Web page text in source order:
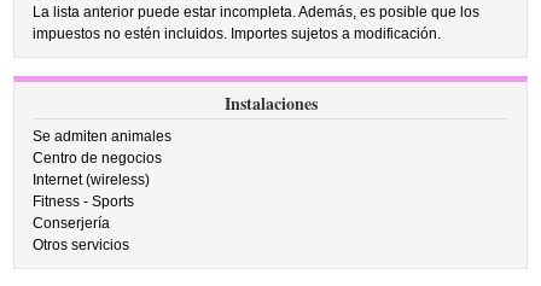
La lista anterior puede estar incompleta. Además, es posible que los
impuestos no estén incluidos. Importes sujetos a modificación.
Instalaciones
Se admiten animales
Centro de negocios
Internet (wireless)
Fitness - Sports
Conserjería
Otros servicios